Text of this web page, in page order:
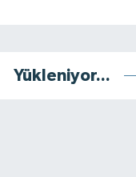
Yükleniyor...